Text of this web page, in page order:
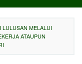
LULUSAN MELALUI
ATAUPUN